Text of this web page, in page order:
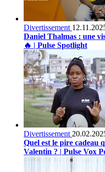
Divertissement
Daniel Thalmas : une
🔥 | Pulse Spotlight
Divertissement
Quel est le pire cadeau
Valentin ? | Pulse Vox